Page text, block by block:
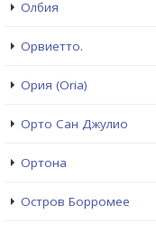
Олбия
Орвиетто.
Ория (Oria)
Орто Сан Джулио
Ортона
Остров Борромее